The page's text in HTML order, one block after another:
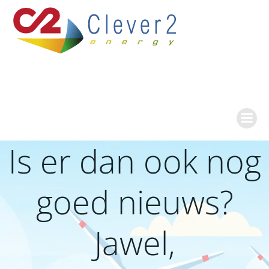
naar
de
inhoud
Is er dan ook nog
goed nieuws?
Jawel,